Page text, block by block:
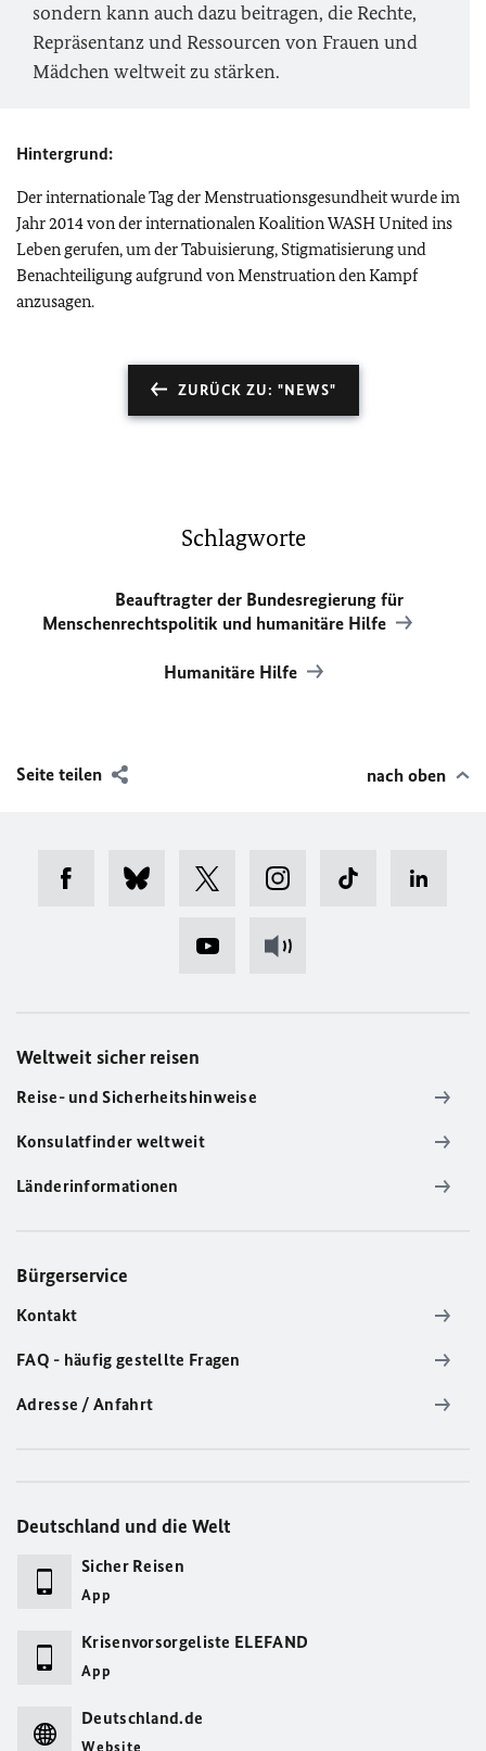
sondern kann auch dazu beitragen, die Rechte,
Repräsentanz und Ressourcen von Frauen und
Mädchen weltweit zu stärken.
Hintergrund:
Der internationale Tag der Menstruationsgesundheit wurde im
Jahr 2014 von der internationalen KoalitionWASH Unitedins
Leben gerufen, um der Tabuisierung, Stigmatisierung und
Benachteiligung aufgrund von Menstruation den Kampf
anzusagen.
ZURÜCK ZU: "NEWS"
Schlagworte
Beauftragter der Bundesregierung für
Menschenrechtspolitik und humanitäre Hilfe
Humanitäre Hilfe
Seite teilen nach oben
Weltweit sicher reisen
Reise- und Sicherheitshinweise
Konsulatfinder weltweit
Länderinformationen
Bürgerservice
Kontakt
FAQ - häufig gestellte Fragen
Adresse / Anfahrt
Deutschland und die Welt
Sicher Reisen
App
Krisenvorsorgeliste ELEFAND
App
Deutschland.de
Website